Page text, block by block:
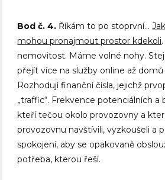
Bod č. 4. Říkám to po stoprvní…
mohou pronajmout prostor kdekoli
nemovitost. Máme volné nohy.
přejít více na služby online až domů
Rozhodují finanční čísla, jejichž
„traffic“. Frekvence potenciálních a
kteří tečou okolo provozovny a
provozovnu navštívili, vyzkoušeli a
spokojení, aby se opakovaně
potřeba, kterou řeší.